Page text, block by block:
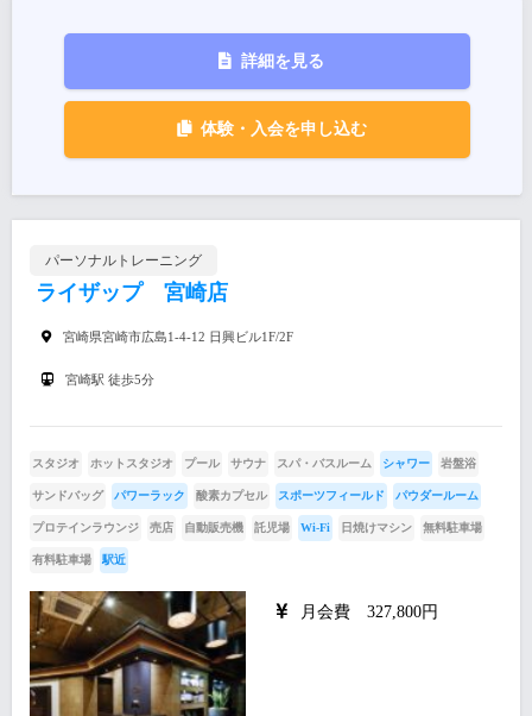
詳細を見る
体験・入会を申し込む
パーソナルトレーニング
ライザップ 宮崎店
宮崎県宮崎市広島1-4-12 日興ビル1F/2F
宮崎駅 徒歩5分
スタジオ ホットスタジオ プール サウナ スパ・バスルーム シャワー 岩盤浴
サンドバッグ パワーラック 酸素カプセル スポーツフィールド パウダールーム
プロテインラウンジ 売店 自動販売機 託児場 Wi-Fi 日焼けマシン 無料駐車場
有料駐車場 駅近
月会費 327,800円